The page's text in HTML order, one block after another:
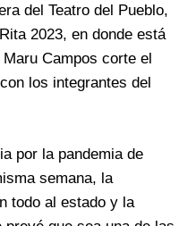
del Teatro del Pueblo,
2023, en donde está
Campos corte el
los integrantes del
por la pandemia de
semana, la
todo al estado y la